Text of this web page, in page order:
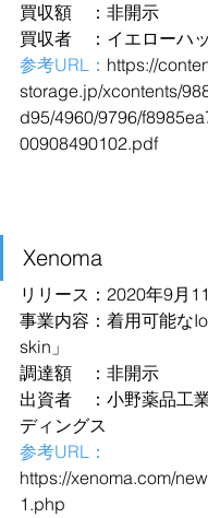
買収額　：非開示
買収者　：イエローハ
参考URL： https://
storage.jp/xcontents/
d95/4960/9796/
00908490102.pdf
Xenoma
リリース：2020年9月
事業内容：着用可能な
skin」
調達額　：非開示
出資者　：小野薬品工
ディングス
参考URL：
https://xenoma.com/
1.php